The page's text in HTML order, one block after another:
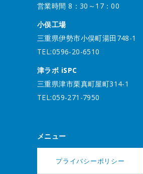
営業時間 8：30～17：00
小俣工場
三重県伊勢市小俣町湯田748-1
TEL:0596-20-6510
津ラボ iSPC
三重県津市栗真町屋町314-1
TEL:059-271-7950
メニュー
プライバシーポリシー